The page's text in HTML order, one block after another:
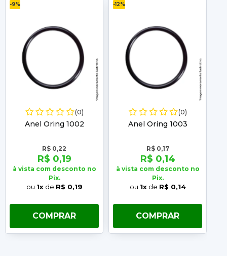
-9%
(0)
Anel Oring 1002
R$ 0,22
R$ 0,19
à vista com desconto no
Pix.
ou 1xde R$ 0,19
COMPRAR
-12%
(0)
Anel Oring 1003
R$ 0,17
R$ 0,14
à vista com desconto no
Pix.
ou 1xde R$ 0,14
COMPRAR